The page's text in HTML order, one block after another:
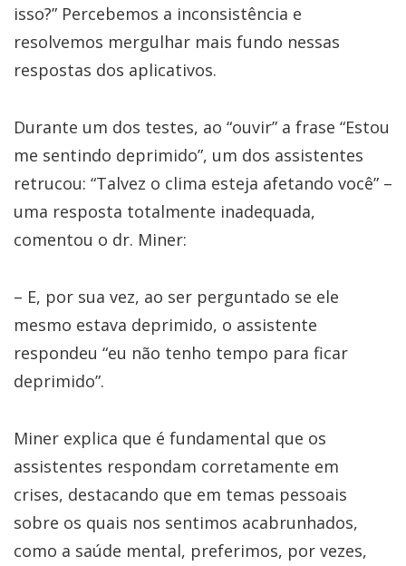
isso?” Percebemos a inconsistência e
resolvemos mergulhar mais fundo nessas
respostas dos aplicativos.
Durante um dos testes, ao “ouvir” a frase “Estou
me sentindo deprimido”, um dos assistentes
retrucou: “Talvez o clima esteja afetando você” –
uma resposta totalmente inadequada,
comentou o dr. Miner:
– E, por sua vez, ao ser perguntado se ele
mesmo estava deprimido, o assistente
respondeu “eu não tenho tempo para ficar
deprimido”.
Miner explica que é fundamental que os
assistentes respondam corretamente em
crises, destacando que em temas pessoais
sobre os quais nos sentimos acabrunhados,
como a saúde mental, preferimos, por vezes,